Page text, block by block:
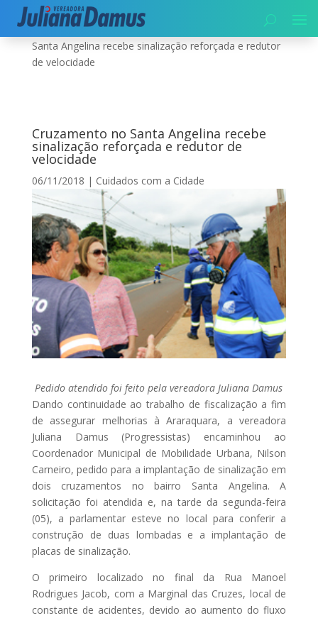
Início|Cuidados com a Cidade
Santa Angelina recebe sinalização reforçada e redutor
de velocidade
Cruzamento no Santa Angelina recebe
sinalização reforçada e redutor de
velocidade
06/11/2018 | Cuidados com a Cidade
Pedido atendido foi feito pela vereadora Juliana Damus
Dando continuidade ao trabalho de fiscalização a fim
de assegurar melhorias à Araraquara, a vereadora
Juliana Damus (Progressistas) encaminhou ao
Coordenador Municipal de Mobilidade Urbana, Nilson
Carneiro, pedido para a implantação de sinalização em
dois cruzamentos no bairro Santa Angelina. A
solicitação foi atendida e, na tarde da segunda-feira
(05), a parlamentar esteve no local para conferir a
construção de duas lombadas e a implantação de
placas de sinalização.
O primeiro localizado no final da Rua Manoel
Rodrigues Jacob, com a Marginal das Cruzes, local de
constante de acidentes, devido ao aumento do fluxo